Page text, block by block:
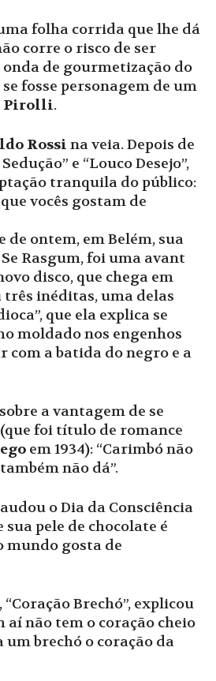
folha corrida que lhe dá
corre o risco de ser
de gourmetização do
fosse personagem de um
Pirolli.
Rossi na veia. Depois de
e “Louco Desejo”,
tranquila do público:
vocês gostam de
de ontem, em Belém, sua
Rasgum, foi uma avant
disco, que chega em
inéditas, uma delas
que ela explica se
moldado nos engenhos
com a batida do negro e a
a vantagem de se
foi título de romance
em 1934): “Carimbó não
não dá”.
o Dia da Consciência
sua pele de chocolate é
mundo gosta de
Brechó”, explicou
aí não tem o coração cheio
um brechó o coração da